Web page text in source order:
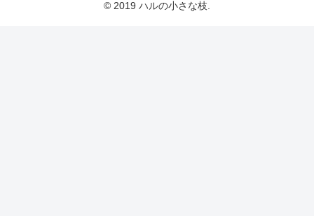
© 2019 ハルの小さな枝.